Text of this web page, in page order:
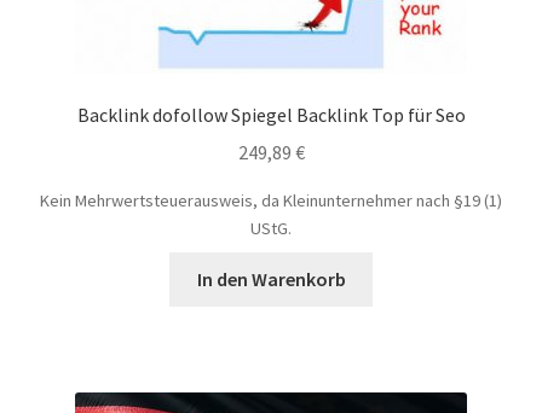
Backlink dofollow Spiegel Backlink Top für Seo
249,89 €
Kein Mehrwertsteuerausweis, da Kleinunternehmer nach §19 (1)
UStG.
In den Warenkorb